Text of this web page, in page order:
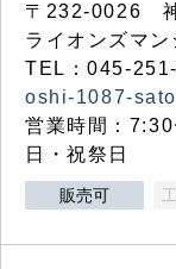
〒232-0026
ライオンズマ
TEL：045-
oshi-1087-
営業時間：
日・祝祭日
販売可